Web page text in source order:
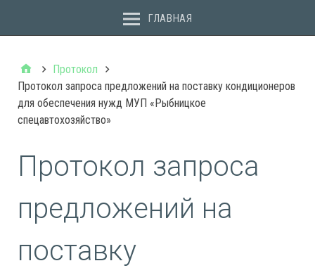
ГЛАВНАЯ
Протокол
Протокол запроса предложений на поставку кондиционеров
для обеспечения нужд МУП «Рыбницкое
спецавтохозяйство»
Протокол запроса
предложений на
поставку